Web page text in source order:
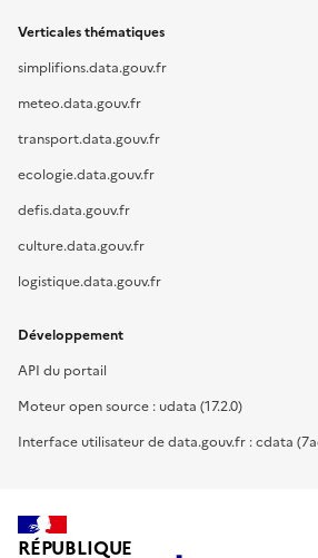
Verticales thématiques
simplifions.data.gouv.fr
meteo.data.gouv.fr
transport.data.gouv.fr
ecologie.data.gouv.fr
defis.data.gouv.fr
culture.data.gouv.fr
logistique.data.gouv.fr
Développement
API du portail
Moteur open source : udata (17.2.0)
Interface utilisateur de data.gouv.fr : cdata
RÉPUBLIQUE